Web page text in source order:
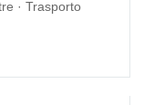
· Trasporto